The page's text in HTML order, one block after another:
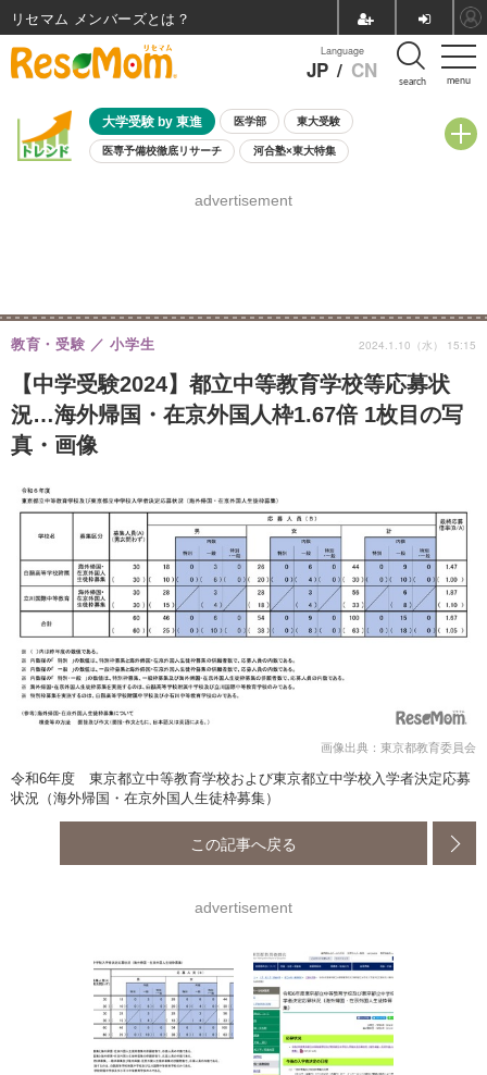
menu
Language
JP / CN search
大学受験 by 東進 医学部 東大受験
医専予備校徹底リサーチ 河合塾×東大特集
8月開催学校説明会・相談会
advertisement
【中学受験2024】都立中等教育学校等応募状
況…海外帰国・在京外国人枠1.67倍 1枚目の写
真・画像
教育・受験 小学生 2024.1.10（水） 15:15
画像出典：東京都教育委員会
令和6年度 東京都立中等教育学校および東京都立中学校入学者決定応募
状況（海外帰国・在京外国人生徒枠募集）
この記事へ戻る
advertisement
リセマム メンバーズ